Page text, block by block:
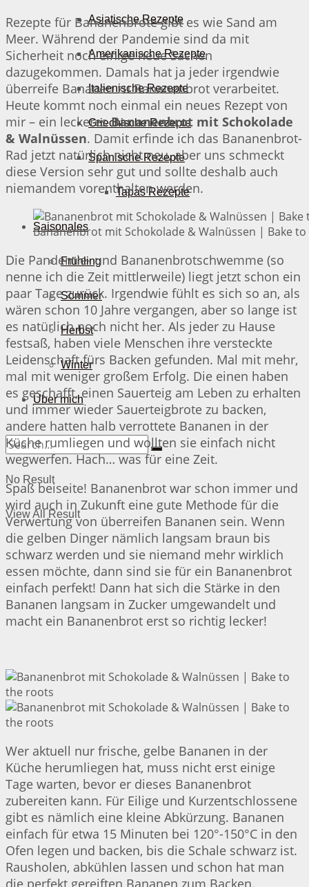
Asiatische Rezepte
Amerikanische Rezepte
Italienische Rezepte
Griechische Rezepte
Spanische Rezepte
Tapas Rezepte
Saisonales
Frühling
Sommer
Herbst
Winter
Über mich
No Result
View All Result
Rezepte für Bananenbrote gibt es wie Sand am
Meer. Während der Pandemie sind da mit
Sicherheit noch einige neue Sachen
dazugekommen. Damals hat ja jeder irgendwie
überreife Bananen zu Bananenbrot verarbeitet.
Heute kommt noch einmal ein neues Rezept von
mir – ein leckeresBananenbrot mit Schokolade
& Walnüssen. Damit erfinde ich das Bananenbrot-
Rad jetzt natürlich nicht neu, aber uns schmeckt
diese Version sehr gut und sollte deshalb auch
niemandem vorenthalten werden.
Bananenbrot mit Schokolade & Walnüssen | Bake
Die Pandemie- und Bananenbrotschwemme (so
nenne ich die Zeit mittlerweile) liegt jetzt schon ein
paar Tage zurück. Irgendwie fühlt es sich so an, als
wären schon 10 Jahre vergangen, aber so lange ist
es natürlich noch nicht her. Als jeder zu Hause
festsaß, haben viele Menschen ihre versteckte
Leidenschaft fürs Backen gefunden. Mal mit mehr,
mal mit weniger großem Erfolg. Die einen haben
es geschafft, einen Sauerteig am Leben zu erhalten
und immer wieder Sauerteigbrote zu backen,
andere hatten halb verrottete Bananen in der
Küche rumliegen und wollten sie einfach nicht
wegwerfen. Hach… was für eine Zeit.
Spaß beiseite! Bananenbrot war schon immer und
wird auch in Zukunft eine gute Methode für die
Verwertung von überreifen Bananen sein. Wenn
die gelben Dinger nämlich langsam braun bis
schwarz werden und sie niemand mehr wirklich
essen möchte, dann sind sie für ein Bananenbrot
einfach perfekt! Dann hat sich die Stärke in den
Bananen langsam in Zucker umgewandelt und
macht ein Bananenbrot erst so richtig lecker!
Wer aktuell nur frische, gelbe Bananen in der
Küche herumliegen hat, muss nicht erst einige
Tage warten, bevor er dieses Bananenbrot
zubereiten kann. Für Eilige und Kurzentschlossene
gibt es nämlich eine kleine Abkürzung. Bananen
einfach für etwa 15 Minuten bei 120°-150°C in den
Ofen legen und backen, bis die Schale schwarz ist.
Rausholen, abkühlen lassen und schon hat man
die perfekt gereiften Bananen zum Backen.